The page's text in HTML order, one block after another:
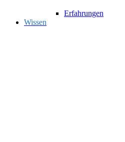
Erfahrungen
Wissen